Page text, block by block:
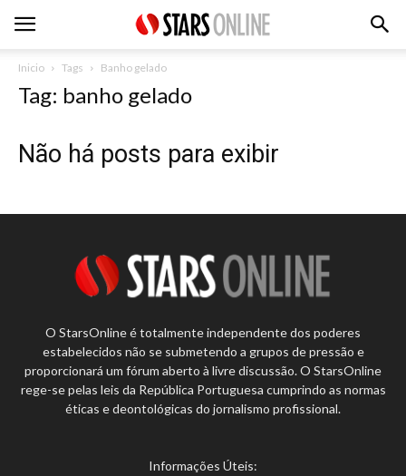
Inicio Tags Banho gelado
Tag: banho gelado
Não há posts para exibir
O StarsOnline é totalmente independente dos poderes
estabelecidos não se submetendo a grupos de pressão e
proporcionará um fórum aberto à livre discussão. O StarsOnline
rege-se pelas leis da República Portuguesa cumprindo as normas
éticas e deontológicas do jornalismo profissional.
Informações Úteis: